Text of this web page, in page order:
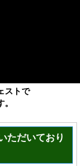
ストで
ただいており